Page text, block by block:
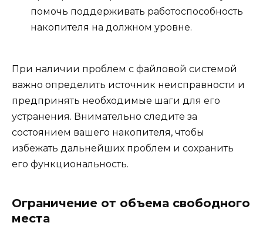
помочь поддерживать работоспособность
накопителя на должном уровне.
При наличии проблем с файловой системой
важно определить источник неисправности и
предпринять необходимые шаги для его
устранения. Внимательно следите за
состоянием вашего накопителя, чтобы
избежать дальнейших проблем и сохранить
его функциональность.
Ограничение от объема свободного
места